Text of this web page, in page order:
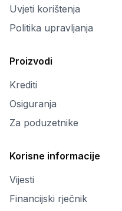
Uvjeti korištenja
Politika upravljanja
Proizvodi
Krediti
Osiguranja
Za poduzetnike
Korisne informacije
Vijesti
Financijski rječnik